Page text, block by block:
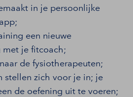
in je persoonlijke
een nieuwe
met je fitcoach;
de fysiotherapeuten;
stellen zich voor je in; je
de oefening uit te voeren;